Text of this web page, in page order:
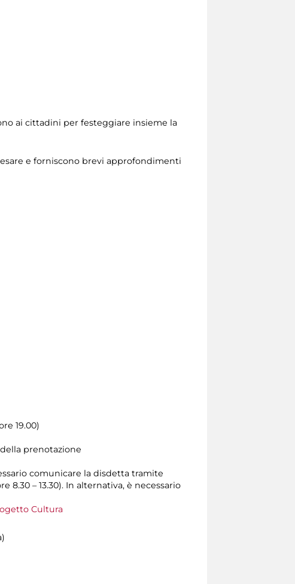
ai cittadini per festeggiare insieme la
e forniscono brevi approfondimenti
19.00)
prenotazione
comunicare la disdetta tramite
8.30 – 13.30). In alternativa, è necessario
Cultura